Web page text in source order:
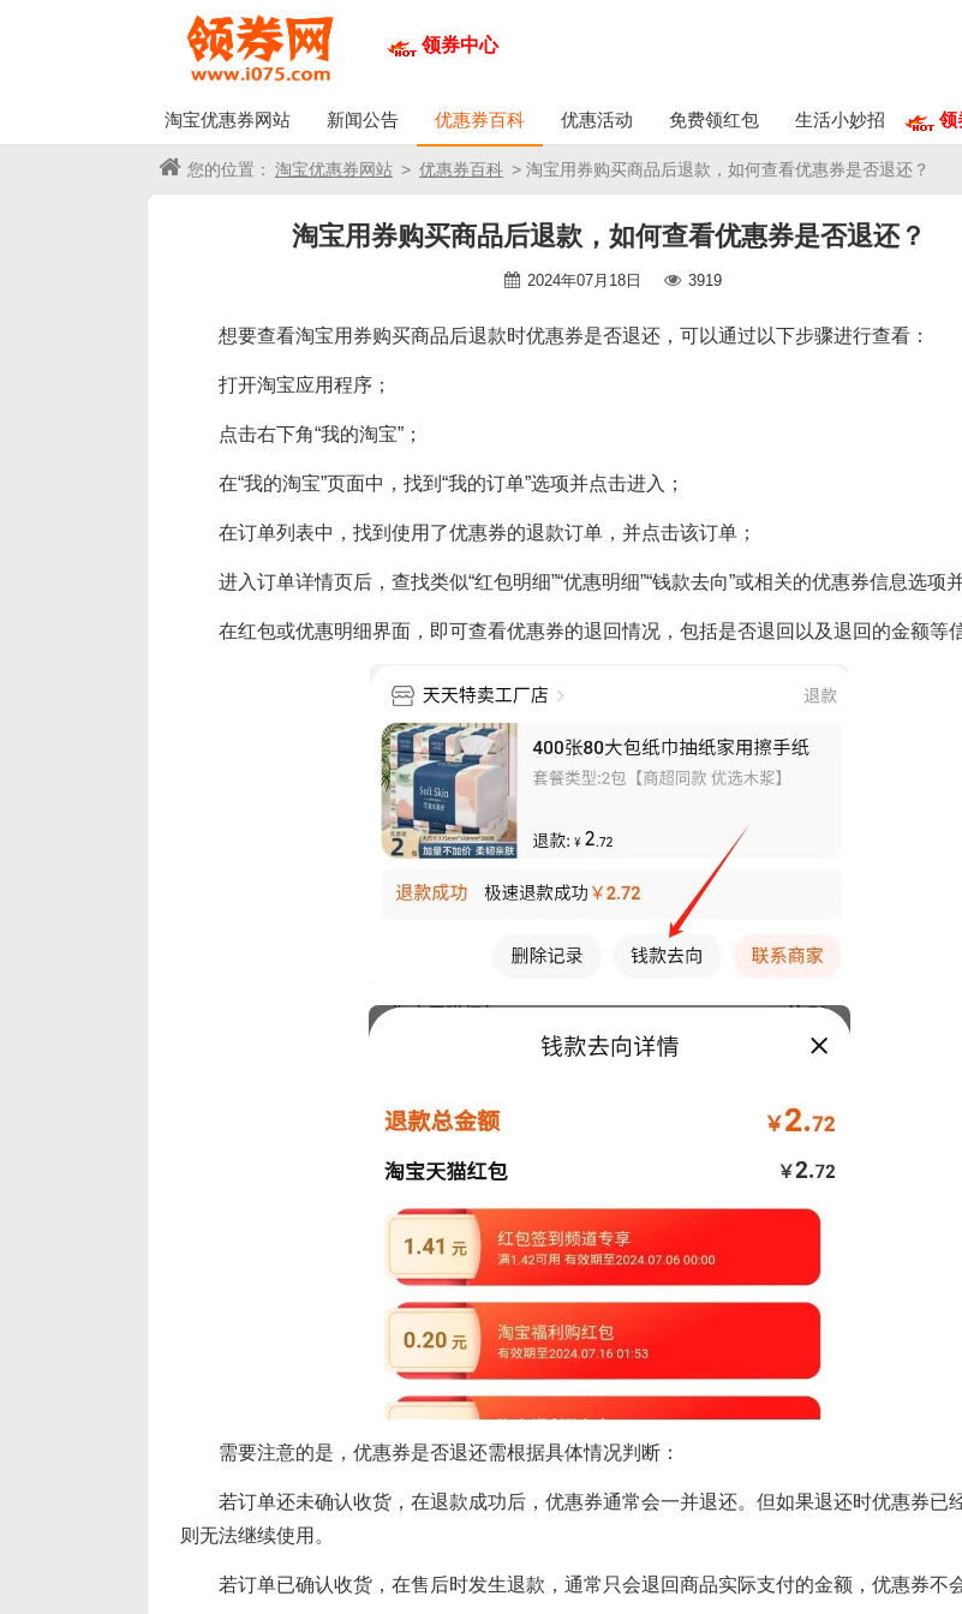
领券中心
淘宝优惠券网站 新闻公告 优惠券百科 优惠活动 免费领红包 生活小妙招 领
您的位置： 淘宝优惠券网站 > 优惠券百科 > 淘宝用券购买商品后退款，如何查看优惠券是否退还？
淘宝用券购买商品后退款，如何查看优惠券是否退还？
2024年07月18日 3919
想要查看淘宝用券购买商品后退款时优惠券是否退还，可以通过以下步骤进行查看：
打开淘宝应用程序；
点击右下角“我的淘宝”；
在“我的淘宝”页面中，找到“我的订单”选项并点击进入；
在订单列表中，找到使用了优惠券的退款订单，并点击该订单；
进入订单详情页后，查找类似“红包明细”“优惠明细”“钱款去向”或相关的优惠券信息选项
在红包或优惠明细界面，即可查看优惠券的退回情况，包括是否退回以及退回的金额等
需要注意的是，优惠券是否退还需根据具体情况判断：
若订单还未确认收货，在退款成功后，优惠券通常会一并退还。但如果退还时优惠券已
则无法继续使用。
若订单已确认收货，在售后时发生退款，通常只会退回商品实际支付的金额，优惠券不